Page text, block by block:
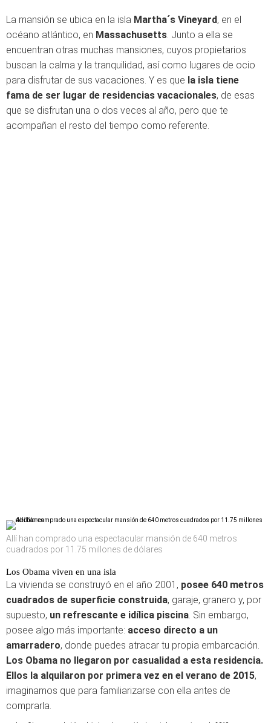
La mansión se ubica en la isla Martha´s Vineyard, en el
océano atlántico, en Massachusetts. Junto a ella se
encuentran otras muchas mansiones, cuyos propietarios
buscan la calma y la tranquilidad, así como lugares de ocio
para disfrutar de sus vacaciones. Y es que la isla tiene
fama de ser lugar de residencias vacacionales, de esas
que se disfrutan una o dos veces al año, pero que te
acompañan el resto del tiempo como referente.
Allí han comprado una espectacular mansión de 640 metros
cuadrados por 11.75 millones de dólares
Los Obama viven en una isla
La vivienda se construyó en el año 2001, posee 640 metros
cuadrados de superficie construida, garaje, granero y, por
supuesto, un refrescante e idílica piscina. Sin embargo,
posee algo más importante: acceso directo a un
amarradero, donde puedes atracar tu propia embarcación.
Los Obama no llegaron por casualidad a esta residencia.
Ellos la alquilaron por primera vez en el verano de 2015,
imaginamos que para familiarizarse con ella antes de
comprarla.